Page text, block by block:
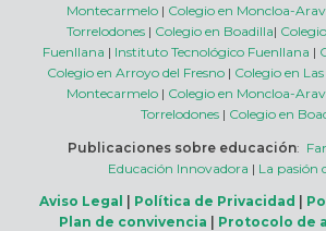
Montecarmelo| Colegio en Moncloa-
Torrelodones| Colegio en Boadilla|
Fuenllana | Instituto Tecnológico Fuenllana |
Colegio en Arroyo del Fresno| Colegio en
Montecarmelo| Colegio en Moncloa-
Torrelodones | Colegio en
Publicaciones sobre educación:
Educación Innovadora | La pasión
Aviso Legal | Política de Privacidad |
Plan de convivencia | Protocolo de